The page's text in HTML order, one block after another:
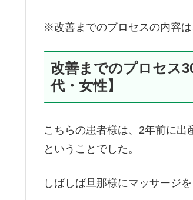
※改善までのプロセスの内容は
改善までのプロセ
代・女性】
こちらの患者様は、2年前に出
ということでした。
しばしば旦那様にマッサージ